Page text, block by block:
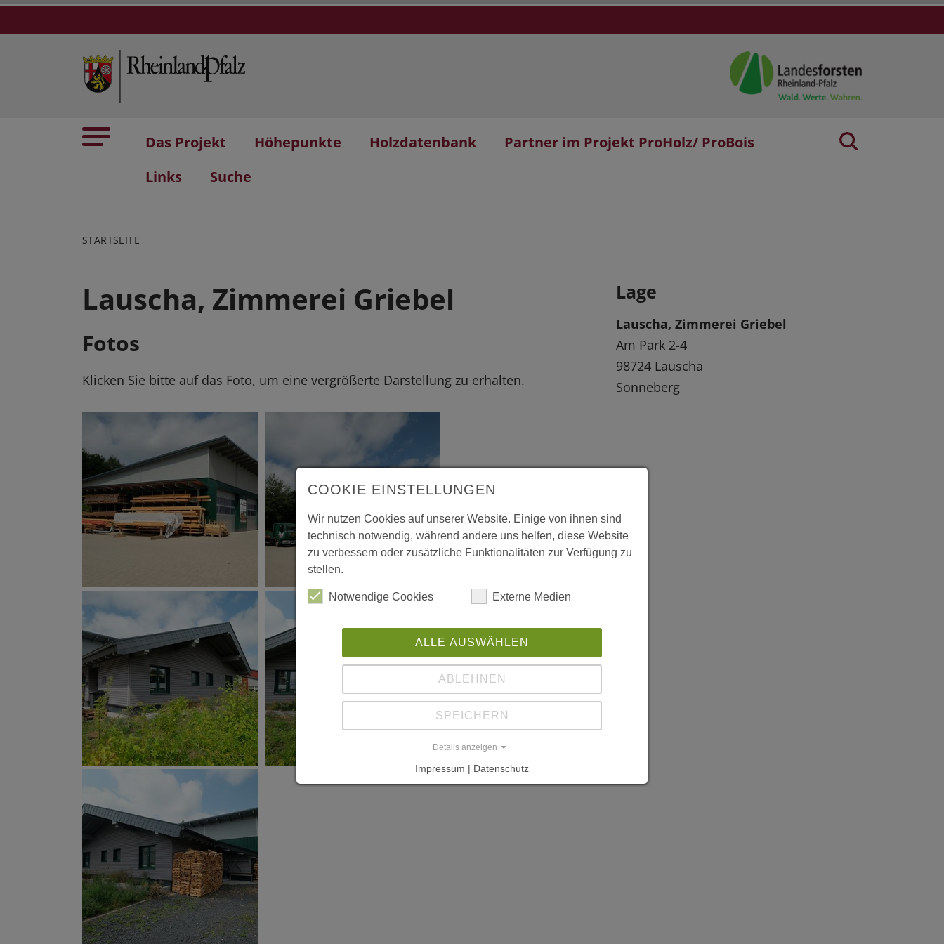
Das Projekt Höhepunkte Holzdatenbank
Partner im Projekt ProHolz/ ProBois
Links
Suche
STARTSEITE
Lauscha, Zimmerei Griebel
Fotos
Klicken Sie bitte auf das Foto, um eine vergrößerte Darstellung zu erhalten.
Lage
Lauscha, Zimmerei Griebel
Am Park 2-4
98724 Lauscha
Sonneberg
COOKIE EINSTELLUNGEN
Wir nutzen Cookies auf unserer Website. Einige von ihnen sind
technisch notwendig, während andere uns helfen, diese Website
zu verbessern oder zusätzliche Funktionalitäten zur Verfügung zu
stellen.
Notwendige Cookies Externe Medien
ALLE AUSWÄHLEN
ABLEHNEN
SPEICHERN
Details anzeigen
Impressum | Datenschutz